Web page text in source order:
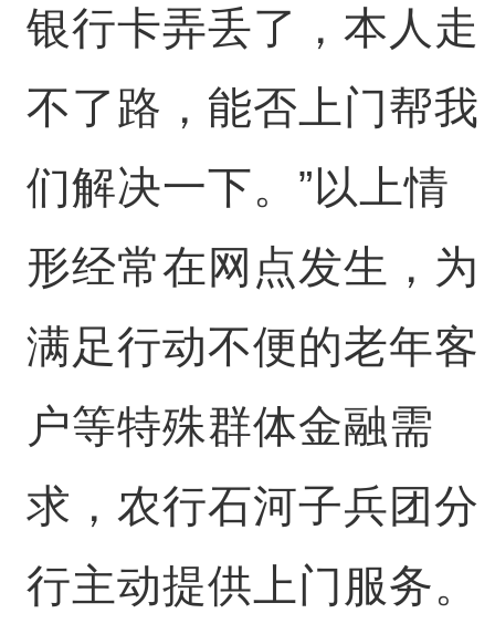
银行卡弄丢了，本人走
不了路，能否上门帮我
们解决一下。”以上情
形经常在网点发生，为
满足行动不便的老年客
户等特殊群体金融需
求，农行石河子兵团分
行主动提供上门服务。